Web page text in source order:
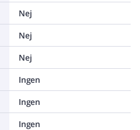
Nej
Nej
Nej
Ingen
Ingen
Ingen